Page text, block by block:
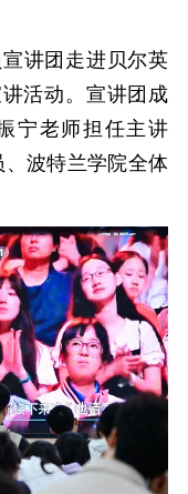
讲团走进贝尔英
活动。宣讲团成
宁老师担任主讲
、波特兰学院全体